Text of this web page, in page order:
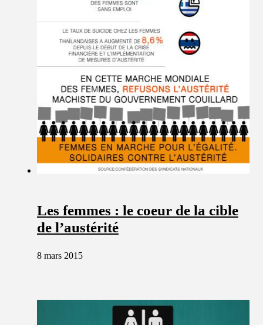
Les femmes : le coeur de la cible
de l’austérité
8 mars 2015